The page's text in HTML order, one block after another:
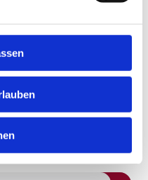
(m/w/d) bis 85000 / Jahr